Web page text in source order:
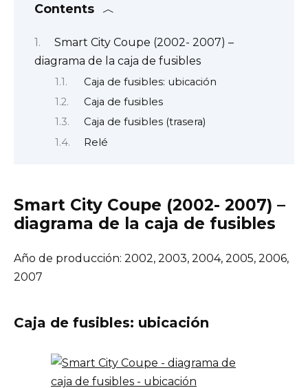
Contents
Smart City Coupe (2002- 2007) –
diagrama de la caja de fusibles
Caja de fusibles: ubicación
Caja de fusibles
Caja de fusibles (trasera)
Relé
Smart City Coupe (2002- 2007) –
diagrama de la caja de fusibles
Año de producción: 2002, 2003, 2004, 2005, 2006,
2007
Caja de fusibles: ubicación